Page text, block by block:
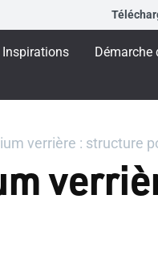
Inspirations Démarche
verrière : structure